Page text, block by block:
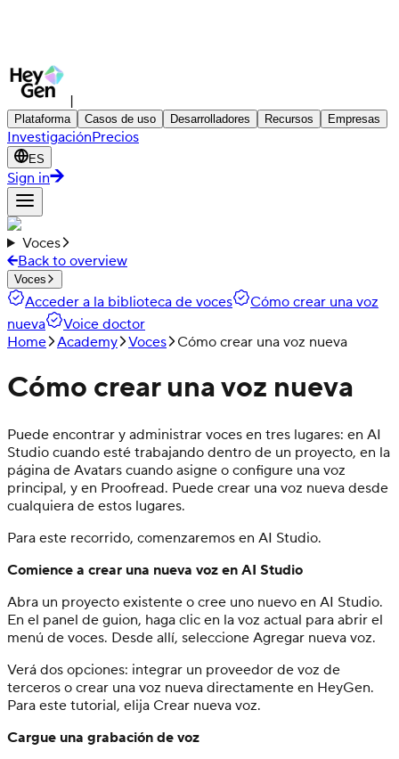
|
Plataforma Casos de uso Desarrolladores Recursos Empresas
InvestigaciónPrecios
ES
Sign in
Voces
Back to overview
Voces
Acceder a la biblioteca de voces
Cómo crear una voz
nueva
Voice doctor
Home Academy Voces Cómo crear una voz nueva
Cómo crear una voz nueva
Puede encontrar y administrar voces en tres lugares: en AI
Studio cuando esté trabajando dentro de un proyecto, en la
página de Avatars cuando asigne o configure una voz
principal, y en Proofread. Puede crear una voz nueva desde
cualquiera de estos lugares.
Para este recorrido, comenzaremos en AI Studio.
Comience a crear una nueva voz en AI Studio
Abra un proyecto existente o cree uno nuevo en AI Studio.
En el panel de guion, haga clic en la voz actual para abrir el
menú de voces. Desde allí, seleccione Agregar nueva voz.
Verá dos opciones: integrar un proveedor de voz de
terceros o crear una voz nueva directamente en HeyGen.
Para este tutorial, elija Crear nueva voz.
Cargue una grabación de voz